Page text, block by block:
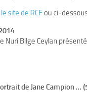
site de RCFou ci-
Nuri Bilge Ceylan
de Jane Campion ...